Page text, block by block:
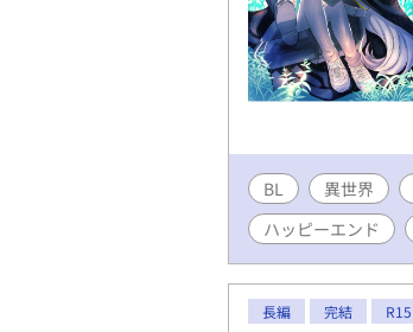
BL 異世界
ハッピーエンド
長編 完結 R15